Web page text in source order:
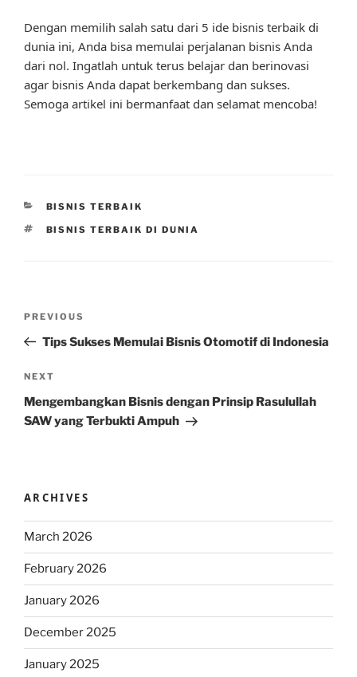
Dengan memilih salah satu dari 5 ide bisnis terbaik di
dunia ini, Anda bisa memulai perjalanan bisnis Anda
dari nol. Ingatlah untuk terus belajar dan berinovasi
agar bisnis Anda dapat berkembang dan sukses.
Semoga artikel ini bermanfaat dan selamat mencoba!
CATEGORIES
BISNIS TERBAIK
TAGS
BISNIS TERBAIK DI DUNIA
Previous
Post
PREVIOUS
Tips Sukses Memulai Bisnis Otomotif di Indonesia
Next
Post
NEXT
Mengembangkan Bisnis dengan Prinsip Rasulullah
SAW yang Terbukti Ampuh
ARCHIVES
March 2026
February 2026
January 2026
December 2025
January 2025